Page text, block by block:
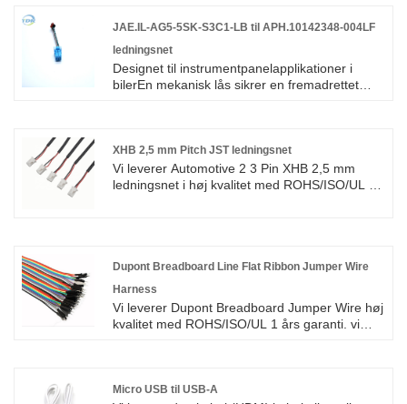
JAE.IL-AG5-5SK-S3C1-LB til APH.10142348-004LF
ledningsnet
Designet til instrumentpanelapplikationer i
bilerEn mekanisk lås sikrer en fremadrettet
kontaktbevægelsePolariseret type tilgængelig
(kun en række, 5 og 6 kontakter) Meget
pålidelige fatningskontakterForenklede
XHB 2,5 mm Pitch JST ledningsnet
Vi leverer Automotive 2 3 Pin XHB 2,5 mm
ledningsnet i høj kvalitet med ROHS/ISO/UL 1
langsigtede partner i Kina.
Dupont Breadboard Line Flat Ribbon Jumper Wire
Harness
Vi leverer Dupont Breadboard Jumper Wire høj
kvalitet med ROHS/ISO/UL 1 års garanti. vi
din langsigtede partner i Kina.
Micro USB til USB-A